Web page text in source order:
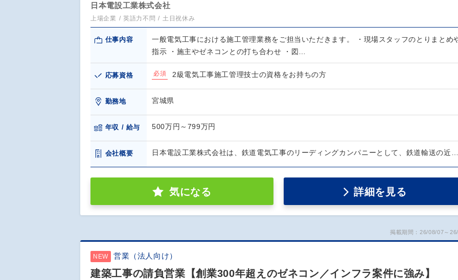
日本電設工業株式会社
上場企業 英語力不問 土日祝休み
仕事内容
一般電気工事における施工管理業務をご担当いただきます。 ・現場スタッフのとりまとめ
指示 ・施主やゼネコンとの打ち合わせ ・図…
応募資格 必須 2級電気工事施工管理技士の資格をお持ちの方
勤務地 宮城県
年収 / 給与 500万円～799万円
会社概要 日本電設工業株式会社は、鉄道電気工事のリーディングカンパニーとして、鉄道輸送の近…
気になる 詳細を見る
掲載期間：26/08/07～
NEW 営業（法人向け）
建築工事の請負営業【創業300年超えのゼネコン／インフラ案件に強み】